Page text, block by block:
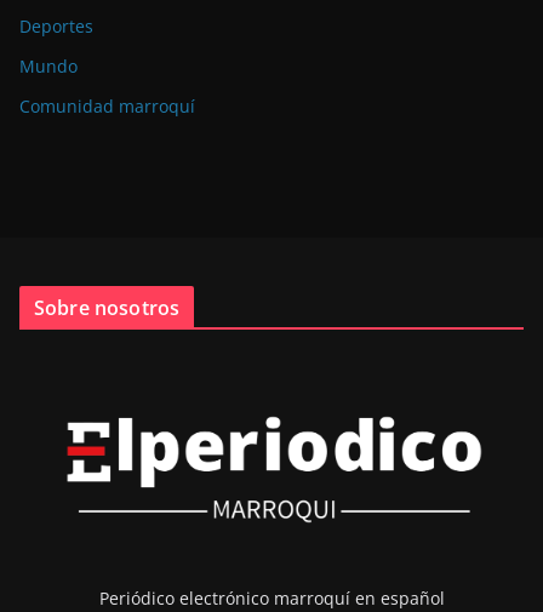
Deportes
Mundo
Comunidad marroquí
Sobre nosotros
Periódico electrónico marroquí en español